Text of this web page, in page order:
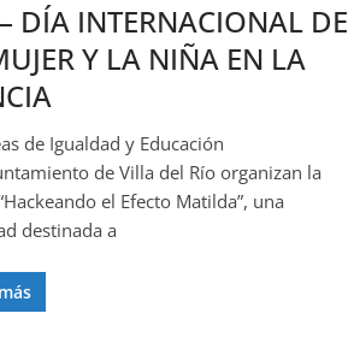
DÍA INTERNACIONAL DE
Y LA NIÑA EN LA
de Igualdad y Educación
de Villa del Río organizan la
el Efecto Matilda”, una
destinada a